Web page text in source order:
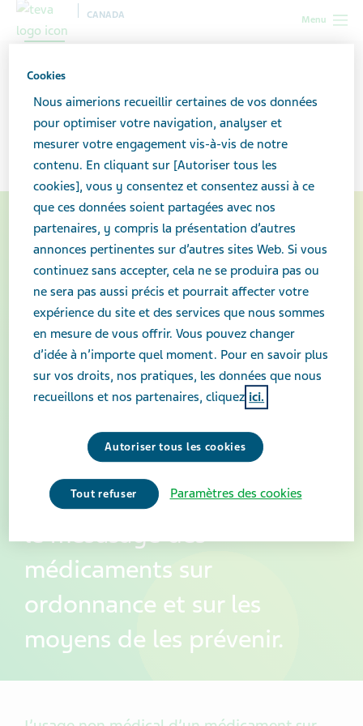
Menu
CANADA
Parler de l’usage non
médical des médicaments
sur ordonnance
Informez-vous sur l'abus et
le mésusage des
médicaments sur
ordonnance et sur les
moyens de les prévenir.
Cookies
Nous aimerions recueillir certaines de vos données
pour optimiser votre navigation, analyser et
mesurer votre engagement vis-à-vis de notre
contenu. En cliquant sur [Autoriser tous les
cookies], vous y consentez et consentez aussi à ce
que ces données soient partagées avec nos
partenaires, y compris la présentation d’autres
annonces pertinentes sur d’autres sites Web. Si vous
continuez sans accepter, cela ne se produira pas ou
ne sera pas aussi précis et pourrait affecter votre
expérience du site et des services que nous sommes
en mesure de vous offrir. Vous pouvez changer
d’idée à n’importe quel moment. Pour en savoir plus
sur vos droits, nos pratiques, les données que nous
recueillons et nos partenaires, cliquez ici.
Autoriser tous les cookies
Tout refuser Paramètres des cookies